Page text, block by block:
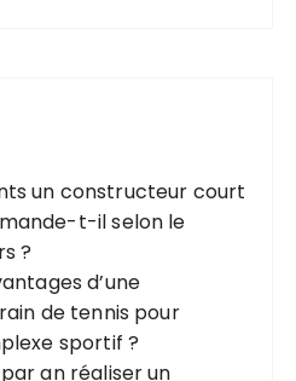
un constructeur court
t-il selon le
?
d’une
de tennis pour
sportif ?
an réaliser un